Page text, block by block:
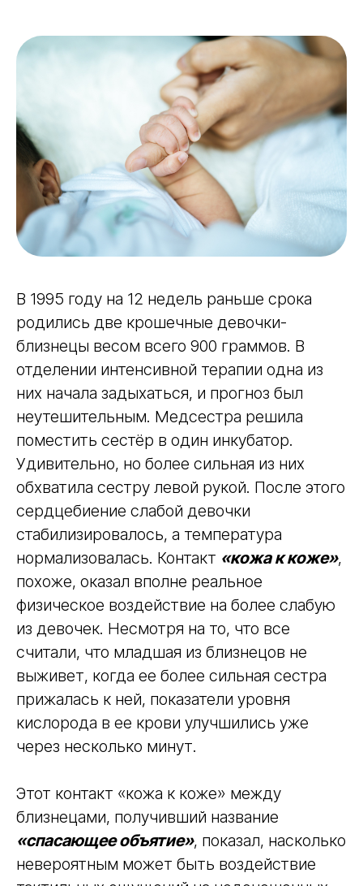
В 1995 году на 12 недель раньше срока
родились две крошечные девочки-
близнецы весом всего 900 граммов. В
отделении интенсивной терапии одна из
них начала задыхаться, и прогноз был
неутешительным. Медсестра решила
поместить сестёр в один инкубатор.
Удивительно, но более сильная из них
обхватила сестру левой рукой. После этого
сердцебиение слабой девочки
стабилизировалось, а температура
нормализовалась. Контакт «кожа к коже»,
похоже, оказал вполне реальное
физическое воздействие на более слабую
из девочек. Несмотря на то, что все
считали, что младшая из близнецов не
выживет, когда ее более сильная сестра
прижалась к ней, показатели уровня
кислорода в ее крови улучшились уже
через несколько минут.
Этот контакт «кожа к коже» между
близнецами, получивший название
«спасающее объятие», показал, насколько
невероятным может быть воздействие